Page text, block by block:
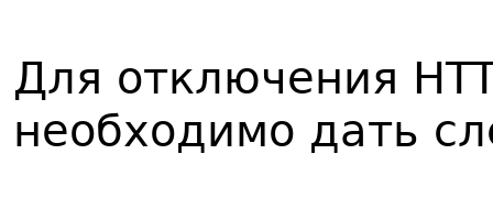
Для отключения
необходимо дать